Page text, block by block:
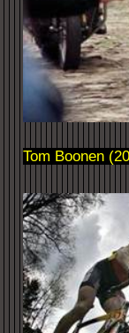
Tom Boonen